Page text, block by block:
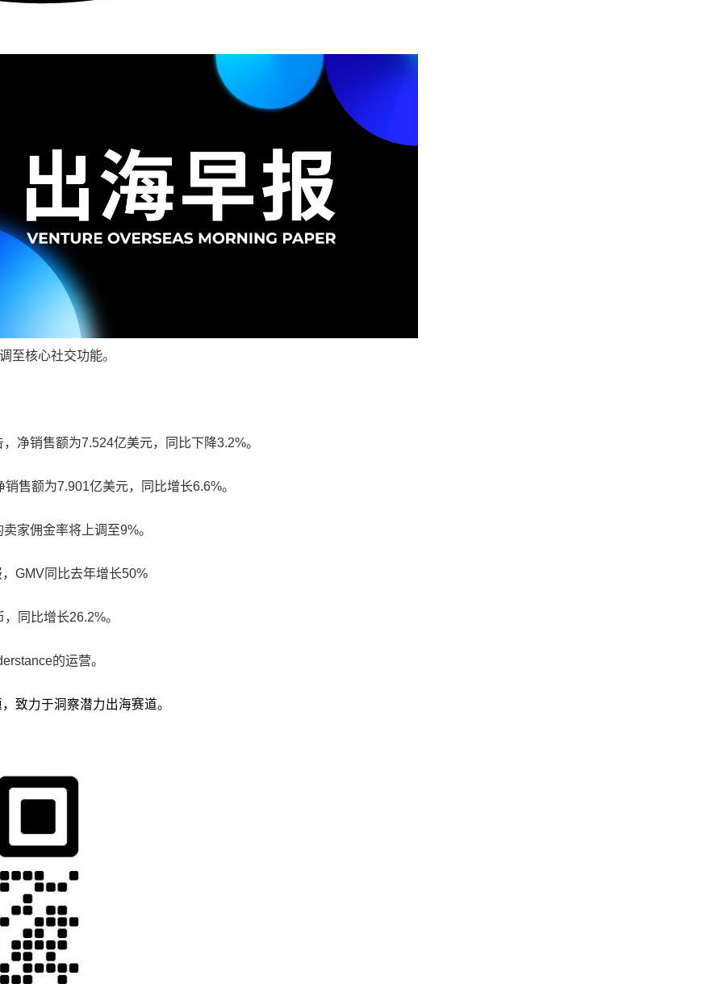
至核心社交功能。
净销售额为7.524亿美元，同比下降3.2%。
售额为7.901亿美元，同比增长6.6%。
家佣金率将上调至9%。
GMV同比去年增长50%
同比增长26.2%。
的运营。
致力于洞察潜力出海赛道。